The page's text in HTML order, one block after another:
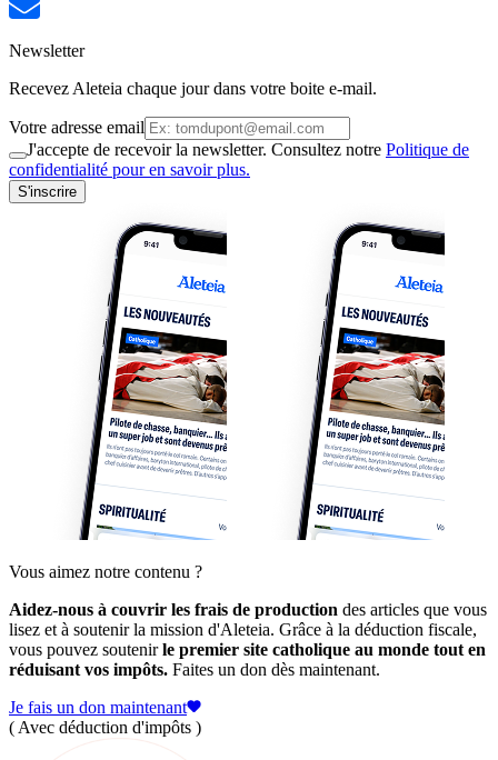
Newsletter
Recevez Aleteia chaque jour dans votre boite e-mail.
Votre adresse email
J'accepte de recevoir la newsletter. Consultez notre Politique de
confidentialité pour en savoir plus.
S'inscrire
Vous aimez notre contenu ?
Aidez-nous à couvrir les frais de production des articles que vous
lisez et à soutenir la mission d'Aleteia. Grâce à la déduction fiscale,
vous pouvez soutenirle premier site catholique au monde tout en
réduisant vos impôts. Faites un don dès maintenant.
Je fais un don maintenant
( Avec déduction d'impôts )